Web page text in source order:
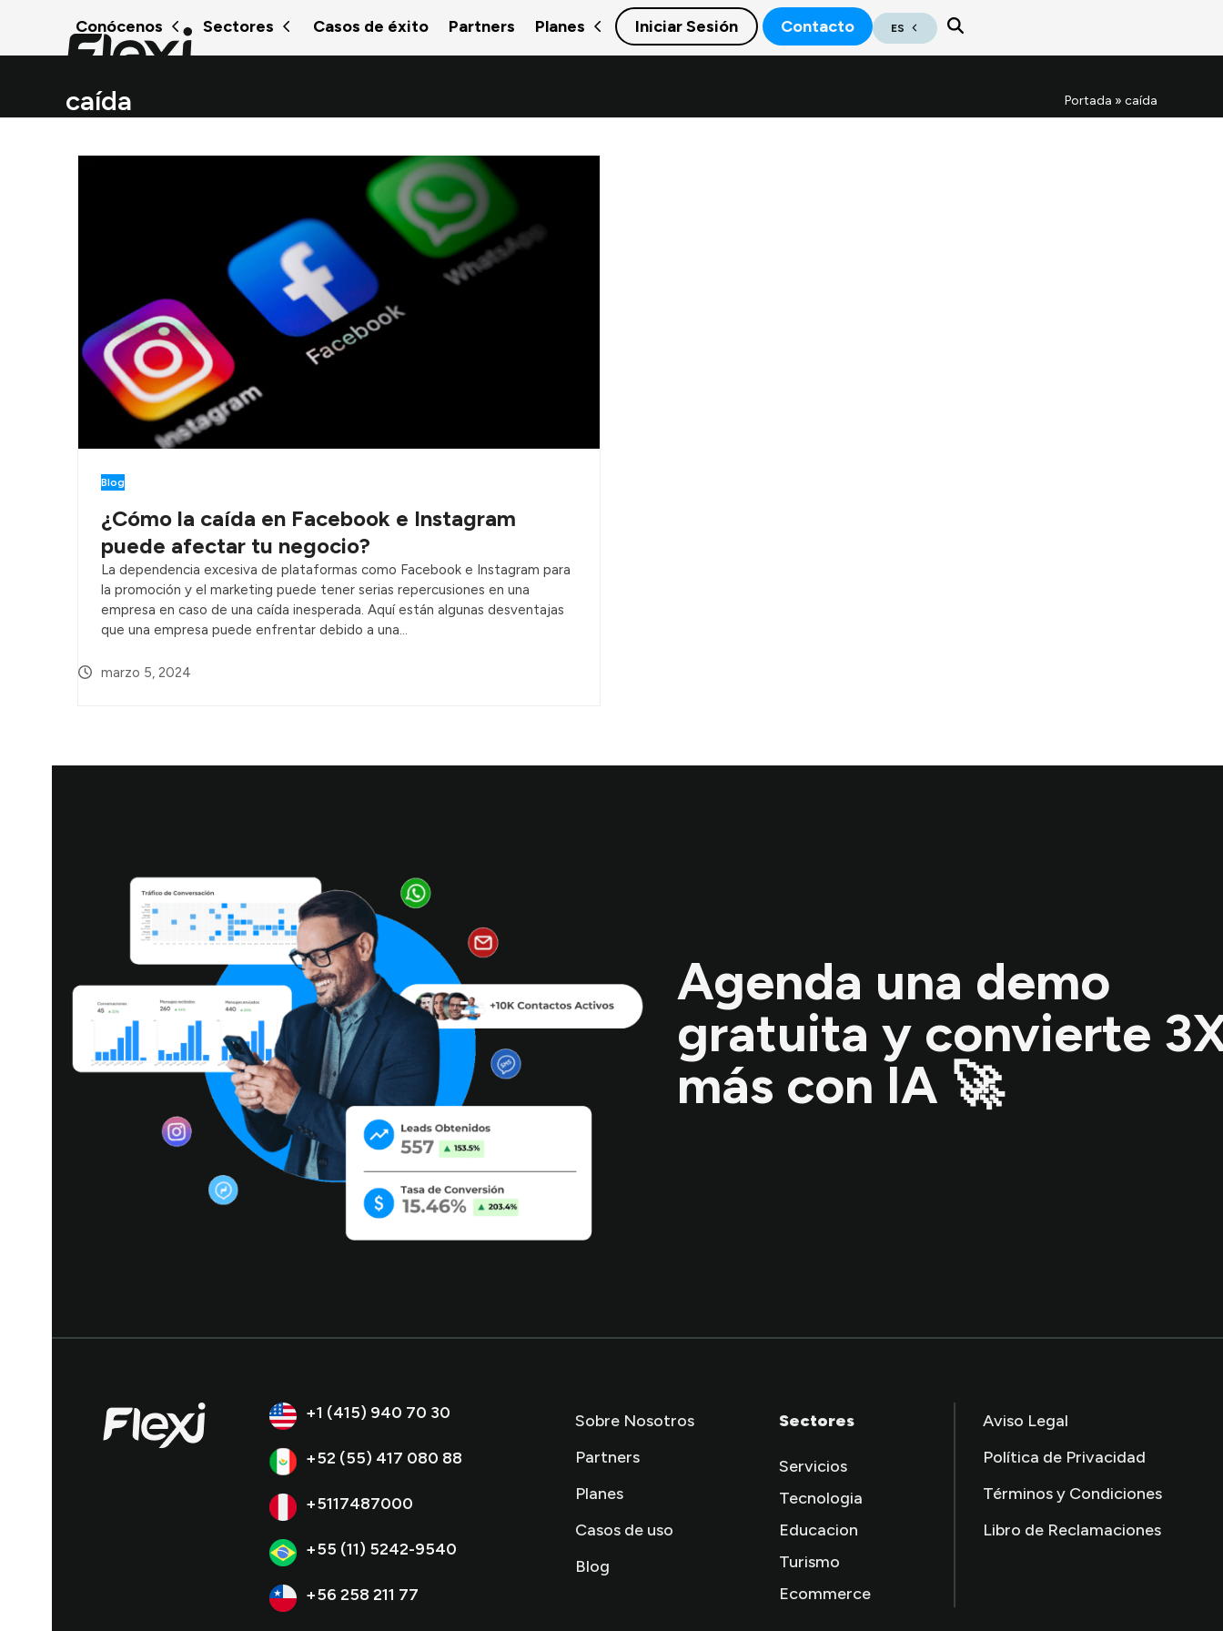
Conócenos Sectores Casos de éxito Partners Planes Iniciar Sesión Contacto ES
caída Portada » caída
Blog
¿Cómo la caída en Facebook e Instagram
puede afectar tu negocio?
La dependencia excesiva de plataformas como Facebook e Instagram para
la promoción y el marketing puede tener serias repercusiones en una
empresa en caso de una caída inesperada. Aquí están algunas desventajas
que una empresa puede enfrentar debido a una…
marzo 5, 2024
Agenda una demo
gratuita y convierte
más con IA 🚀
+1 (415) 940 70 30
+52 (55) 417 080 88
+5117487000
+55 (11) 5242-9540
+56 258 211 77
Sobre Nosotros
Partners
Planes
Casos de uso
Blog
Sectores
Servicios
Tecnologia
Educacion
Turismo
Ecommerce
Aviso Legal
Política de Privacidad
Términos y Condiciones
Libro de Reclamaciones